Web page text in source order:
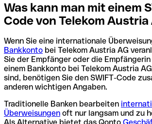
Was kann man mit einem
Code von Telekom Austria
Wenn Sie eine internationale
Bankkonto bei Telekom Austria AG
Sie der Empfänger oder die
einem Bankkonto bei Telekom Austria
sind, benötigen Sie den SWIFT-Code
anderen wichtigen Angaben.
Traditionelle Banken bearbeiten
Überweisungen oft nur langsam und zu